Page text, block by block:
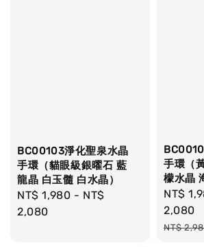
BC00103淨化聖泉水晶
手環（貓眼級銀曜石 藍
龍晶 白玉髓 白水晶）
Regular
price
NT$ 1,980 - NT$
2,080
手環（
檬水晶
Sale
price
NT$
2,080
NT$